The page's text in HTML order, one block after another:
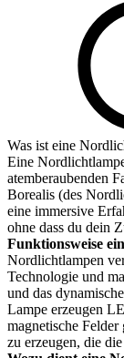
Was ist eine
Eine
atemberaubenden
Borealis (des
eine immersive
ohne dass du dein
Funktionsweise
Nordlichtlampen
Technologie und
und das
Lampe erzeugen
magnetische
zu erzeugen, die